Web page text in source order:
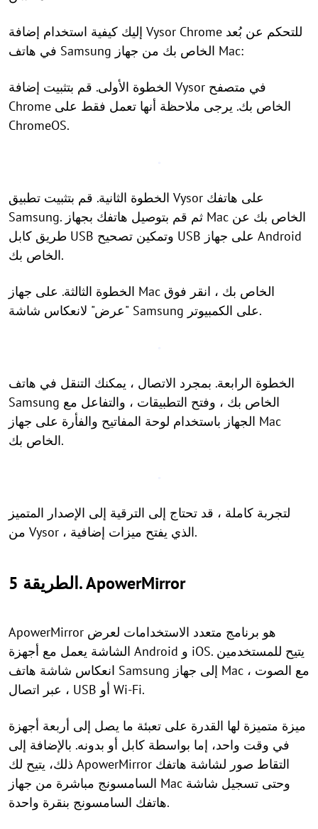
إليك كيفية استخدام إضافة Vysor Chrome للتحكم عن بُعد
في هاتف Samsung الخاص بك من جهاز Mac:
الخطوة الأولى. قم بتثبيت إضافة Vysor في متصفح
Chrome الخاص بك. يرجى ملاحظة أنها تعمل فقط على
ChromeOS.
الخطوة الثانية. قم بتثبيت تطبيق Vysor على هاتفك
Samsung. ثم قم بتوصيل هاتفك بجهاز Mac الخاص بك عن
طريق كابل USB وتمكين تصحيح USB على جهاز Android
الخاص بك.
الخطوة الثالثة. على جهاز Mac الخاص بك ، انقر فوق
"عرض" لانعكاس شاشة Samsung على الكمبيوتر.
الخطوة الرابعة. بمجرد الاتصال ، يمكنك التنقل في هاتف
Samsung الخاص بك ، وفتح التطبيقات ، والتفاعل مع
الجهاز باستخدام لوحة المفاتيح والفأرة على جهاز Mac
الخاص بك.
لتجربة كاملة ، قد تحتاج إلى الترقية إلى الإصدار المتميز
من Vysor ، الذي يفتح ميزات إضافية.
الطريقة 5. ApowerMirror
ApowerMirror هو برنامج متعدد الاستخدامات لعرض
الشاشة يعمل مع أجهزة Android و iOS. يتيح للمستخدمين
انعكاس شاشة هاتف Samsung إلى جهاز Mac ، مع الصوت
، عبر اتصال USB أو Wi-Fi.
ميزة متميزة لها القدرة على تعبئة ما يصل إلى أربعة أجهزة
في وقت واحد، إما بواسطة كابل أو بدونه. بالإضافة إلى
ذلك، يتيح لك ApowerMirror التقاط صور لشاشة هاتفك
السامسونج مباشرة من جهاز Mac وحتى تسجيل شاشة
هاتفك السامسونج بنقرة واحدة.